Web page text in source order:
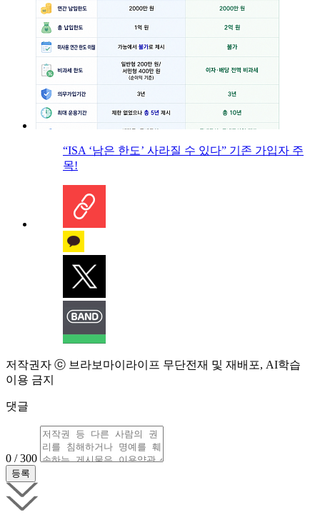
“ISA ‘남은 한도’ 사라질 수 있다” 기존 가입자 주
목!
저작권자 ⓒ 브라보마이라이프 무단전재 및 재배포, AI학습
이용 금지
댓글
0 / 300